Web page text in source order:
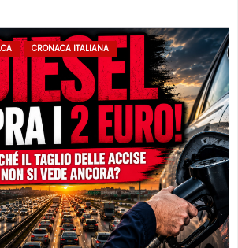
CRONACA ITALIANA